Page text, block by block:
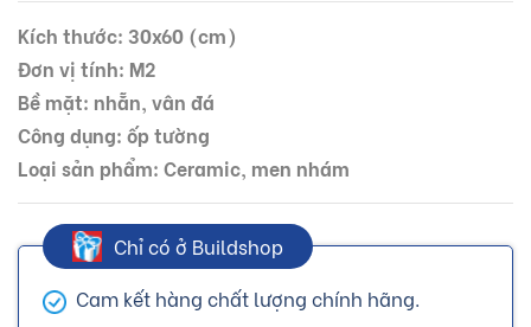
Kích thước: 30x60 (cm)
Đơn vị tính: M2
Bề mặt: nhẵn, vân đá
Công dụng: ốp tường
Loại sản phẩm: Ceramic, men nhám
Chỉ có ở Buildshop
Cam kết hàng chất lượng chính hãng.